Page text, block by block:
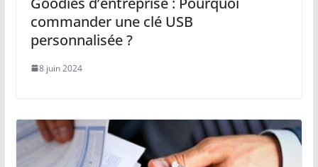
commander une clé USB
personnalisée ?
8 juin 2024